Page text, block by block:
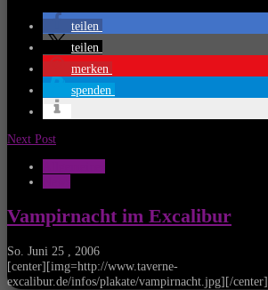
teilen
teilen
merken
spenden
Next Post
Vampirnacht im Excalibur
So. Juni 25 , 2006
[center][img=http://www.taverne-
excalibur.de/infos/plakate/vampirnacht.jpg][/center]